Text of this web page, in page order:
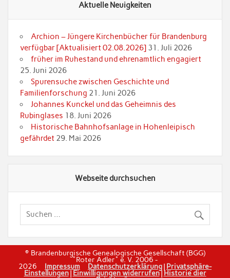
Aktuelle Neuigkeiten
Archion – Jüngere Kirchenbücher für Brandenburg
verfügbar [Aktualisiert 02.08.2026] 31. Juli 2026
früher im Ruhestand und ehrenamtlich engagiert
25. Juni 2026
Spurensuche zwischen Geschichte und
Familienforschung 21. Juni 2026
Johannes Kunckel und das Geheimnis des
Rubinglases 18. Juni 2026
Historische Bahnhofsanlage in Hohenleipisch
gefährdet 29. Mai 2026
Webseite durchsuchen
© Brandenburgische Genealogische Gesellschaft (BGG)
"Roter Adler" e. V. 2006 -
2026 Impressum Datenschutzerklärung| Privatsphäre-
Einstellungen| Einwilligungen widerrufen|Historie dier